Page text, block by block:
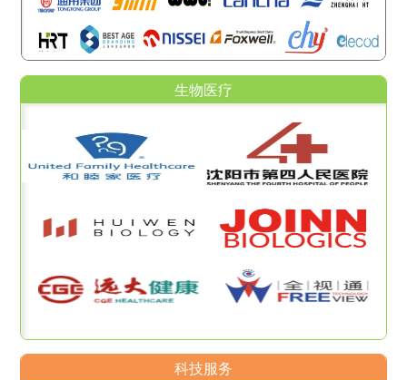
生物医疗
科技服务